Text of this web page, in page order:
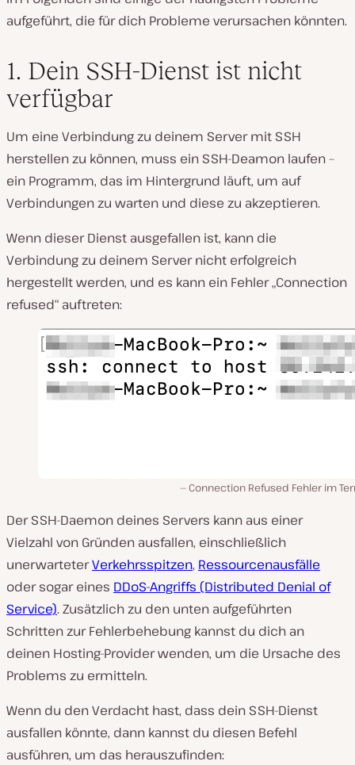
aufgeführt, die für dich Probleme verursachen könnten.
1. Dein SSH-Dienst ist nicht
verfügbar
Um eine Verbindung zu deinem Server mit SSH
herstellen zu können, muss ein SSH-Deamon laufen –
ein Programm, das im Hintergrund läuft, um auf
Verbindungen zu warten und diese zu akzeptieren.
Wenn dieser Dienst ausgefallen ist, kann die
Verbindung zu deinem Server nicht erfolgreich
hergestellt werden, und es kann ein Fehler „Connection
refused“ auftreten:
Connection Refused Fehler im
Der SSH-Daemon deines Servers kann aus einer
Vielzahl von Gründen ausfallen, einschließlich
unerwarteterVerkehrsspitzen, Ressourcenausfälle
oder sogar eines DDoS-Angriffs (Distributed Denial of
Service). Zusätzlich zu den unten aufgeführten
Schritten zur Fehlerbehebung kannst du dich an
deinen Hosting-Provider wenden, um die Ursache des
Problems zu ermitteln.
Wenn du den Verdacht hast, dass dein SSH-Dienst
ausfallen könnte, dann kannst du diesen Befehl
ausführen, um das herauszufinden: